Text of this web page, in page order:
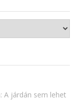
A járdán sem lehet